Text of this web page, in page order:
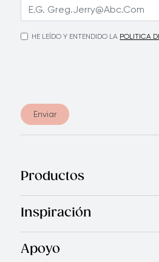
HE LEÍDO Y ENTENDIDO LA POLITICA
Enviar
Productos
Mas VendidosCocinaCuchillos
Inspiración
RecetasBlogRoyal TVRevista
Apoyo